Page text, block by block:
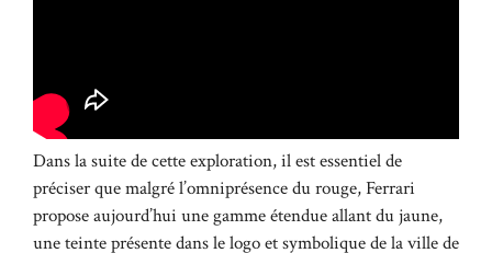
Dans la suite de cette exploration, il est essentiel de
préciser que malgré l’omniprésence du rouge, Ferrari
propose aujourd’hui une gamme étendue allant du jaune,
une teinte présente dans le logo et symbolique de la ville de